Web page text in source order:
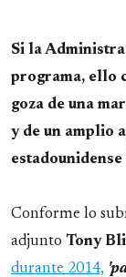
Si la
programa, ello
goza de una
y de un amplio
estadounidense
Conforme lo
adjunto Tony
durante 2014,